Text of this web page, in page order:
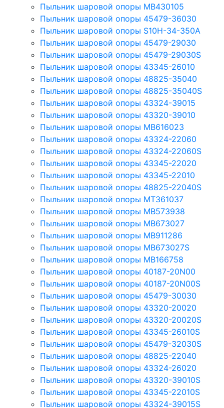
Пыльник шаровой опоры MB430105
Пыльник шаровой опоры 45479-36030
Пыльник шаровой опоры S10H-34-350A
Пыльник шаровой опоры 45479-29030
Пыльник шаровой опоры 45479-29030S
Пыльник шаровой опоры 43345-26010
Пыльник шаровой опоры 48825-35040
Пыльник шаровой опоры 48825-35040S
Пыльник шаровой опоры 43324-39015
Пыльник шаровой опоры 43320-39010
Пыльник шаровой опоры MB616023
Пыльник шаровой опоры 43324-22060
Пыльник шаровой опоры 43324-22060S
Пыльник шаровой опоры 43345-22020
Пыльник шаровой опоры 43345-22010
Пыльник шаровой опоры 48825-22040S
Пыльник шаровой опоры MT361037
Пыльник шаровой опоры MB573938
Пыльник шаровой опоры MB673027
Пыльник шаровой опоры MB911286
Пыльник шаровой опоры MB673027S
Пыльник шаровой опоры MB166758
Пыльник шаровой опоры 40187-20N00
Пыльник шаровой опоры 40187-20N00S
Пыльник шаровой опоры 45479-30030
Пыльник шаровой опоры 43320-20020
Пыльник шаровой опоры 43320-20020S
Пыльник шаровой опоры 43345-26010S
Пыльник шаровой опоры 45479-32030S
Пыльник шаровой опоры 48825-22040
Пыльник шаровой опоры 43324-26020
Пыльник шаровой опоры 43320-39010S
Пыльник шаровой опоры 43345-22010S
Пыльник шаровой опоры 43324-39015S